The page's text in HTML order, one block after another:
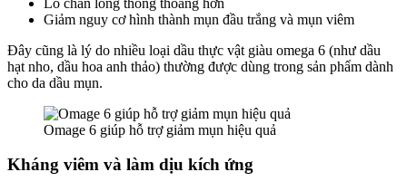
Giảm nguy cơ hình thành mụn đầu trắng và mụn viêm
Đây cũng là lý do nhiều loại dầu thực vật giàu omega 6 (như dầu
hạt nho, dầu hoa anh thảo) thường được dùng trong sản phẩm dành
cho da dầu mụn.
Omage 6 giúp hỗ trợ giảm mụn hiệu quả
Kháng viêm và làm dịu kích ứng